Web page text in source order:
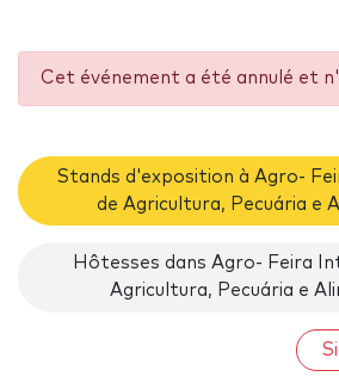
Cet événement a été annulé et
Stands d'exposition à Agro-
de Agricultura, Pecuária e
Hôtesses dans Agro- Feira
Agricultura, Pecuária e